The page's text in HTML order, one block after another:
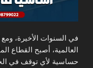
في السنوات الأخيرة، ومع
العالمية، أصبح القطاع
حساسية لأي توقف في